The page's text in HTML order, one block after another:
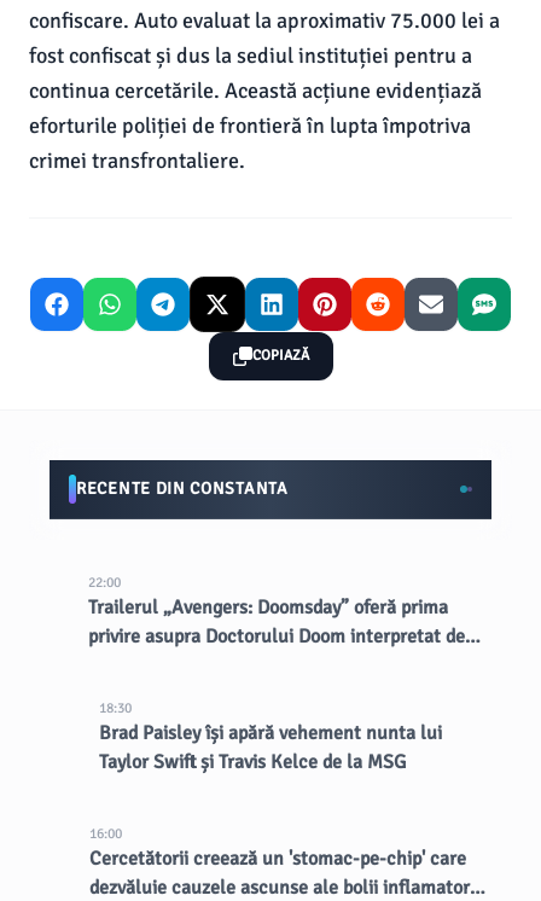
confiscare. Auto evaluat la aproximativ 75.000 lei a
fost confiscat și dus la sediul instituției pentru a
continua cercetările. Această acțiune evidențiază
eforturile poliției de frontieră în lupta împotriva
crimei transfrontaliere.
COPIAZĂ
RECENTE DIN CONSTANTA
22:00
Trailerul „Avengers: Doomsday” oferă prima
privire asupra Doctorului Doom interpretat de
18:30
Brad Paisley își apără vehement nunta lui
Taylor Swift și Travis Kelce de la MSG
16:00
Cercetătorii creează un 'stomac-pe-chip' care
dezvăluie cauzele ascunse ale bolii inflamatorii